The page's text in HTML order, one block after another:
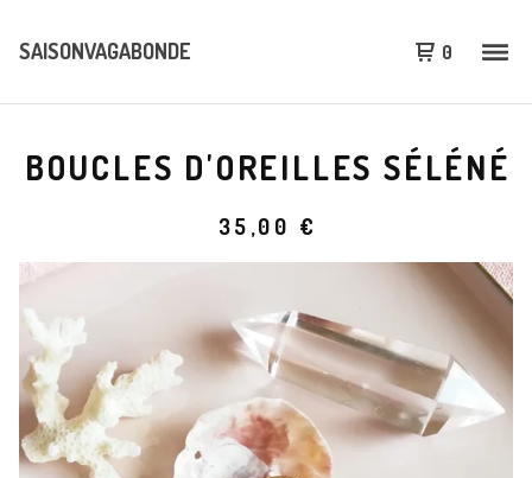
SAISONVAGABONDE 0
BOUCLES D'OREILLES SÉLÉNÉ
35,00 €